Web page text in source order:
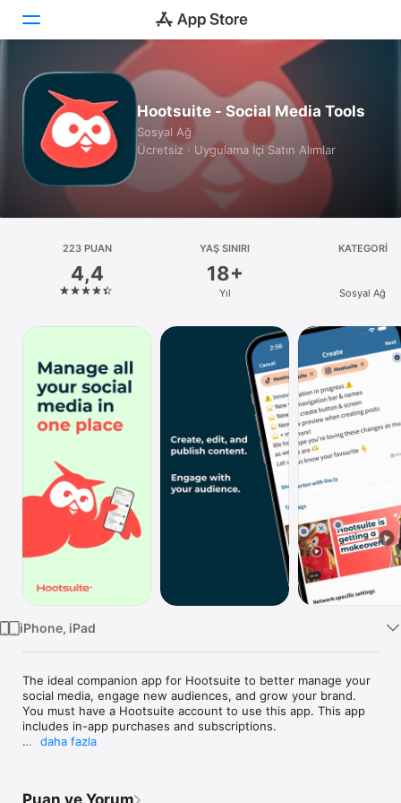
Bugün
Oyunlar
Uygulamalar
Arcade
Platform
iPhone
iPad
Watch
TV
Hootsuite - Social Media Tools
Sosyal Ağ
Ücretsiz · Uygulama İçi Satın Alımlar
223 PUAN
4,4
YAŞ SINIRI
18+
Yıl
KATEGORI
Sosyal Ağ
iPhone, iPad
The ideal companion app for Hootsuite to better manage your
social media, engage new audiences, and grow your brand.
You must have a Hootsuite account to use this app. This app
includes in-app purchases and subscriptions.
daha fazla